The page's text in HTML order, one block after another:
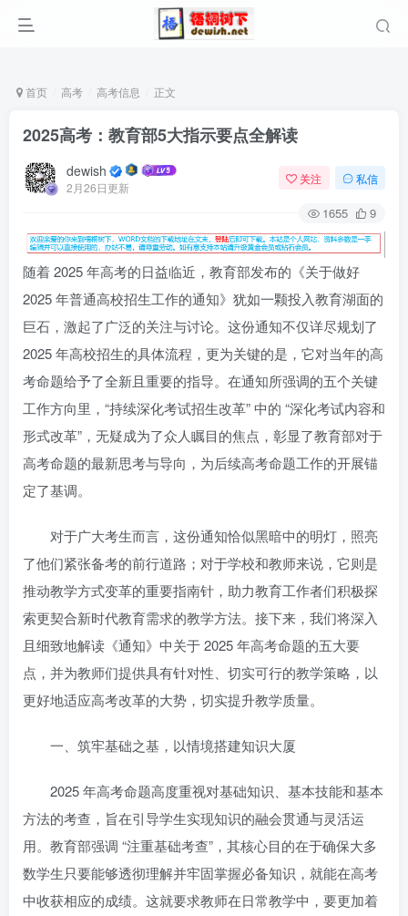
首页 高考 高考信息 正文
2025高考：教育部5大指示要点全解读
dewish
2月26日更新
关注 私信
1655 9
随着 2025 年高考的日益临近，教育部发布的《关于做好
2025 年普通高校招生工作的通知》犹如一颗投入教育湖面的
巨石，激起了广泛的关注与讨论。这份通知不仅详尽规划了
2025 年高校招生的具体流程，更为关键的是，它对当年的高
考命题给予了全新且重要的指导。在通知所强调的五个关键
工作方向里，“持续深化考试招生改革” 中的 “深化考试内容和
形式改革”，无疑成为了众人瞩目的焦点，彰显了教育部对于
高考命题的最新思考与导向，为后续高考命题工作的开展锚
定了基调。
对于广大考生而言，这份通知恰似黑暗中的明灯，照亮
了他们紧张备考的前行道路；对于学校和教师来说，它则是
推动教学方式变革的重要指南针，助力教育工作者们积极探
索更契合新时代教育需求的教学方法。接下来，我们将深入
且细致地解读《通知》中关于 2025 年高考命题的五大要
点，并为教师们提供具有针对性、切实可行的教学策略，以
更好地适应高考改革的大势，切实提升教学质量。
一、筑牢基础之基，以情境搭建知识大厦
2025 年高考命题高度重视对基础知识、基本技能和基本
方法的考查，旨在引导学生实现知识的融会贯通与灵活运
用。教育部强调 “注重基础考查”，其核心目的在于确保大多
数学生只要能够透彻理解并牢固掌握必备知识，就能在高考
中收获相应的成绩。这就要求教师在日常教学中，要更加着